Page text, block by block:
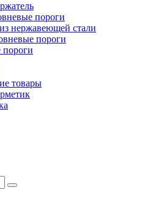
пороги
нержавеющей стали
пороги
пороги
товары